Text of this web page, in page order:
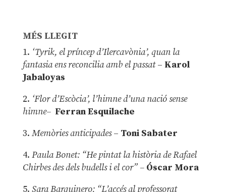
MÉS LLEGIT
1. ‘Tyrik, el príncep d’Ilercavònia’, quan la
fantasia ens reconcilia amb el passat– Karol
Jabaloyas
2. ‘Flor d’Escòcia’, l’himne d’una nació sense
himne– Ferran Esquilache
3. Memòries anticipades– Toni Sabater
4. Paula Bonet: “He pintat la història de Rafael
Chirbes des dels budells i el cor” –Óscar Mora
5. Sara Barquinero: “L’accés al professorat